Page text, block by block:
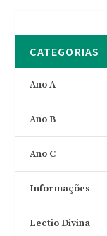
CATEGORIAS
Ano A
Ano B
Ano C
Informações
Lectio Divina